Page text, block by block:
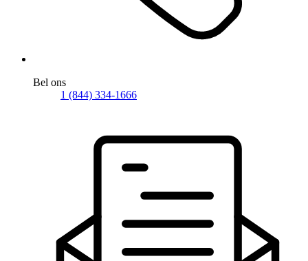
Bel ons
1 (844) 334-1666